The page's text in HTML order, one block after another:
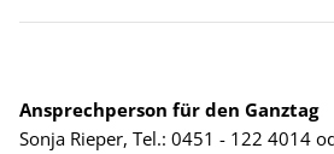
Ansprechperson für den Ganztag
Sonja Rieper, Tel.: 0451 - 122 4014